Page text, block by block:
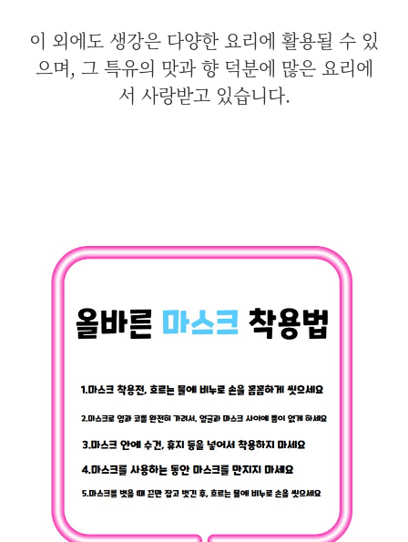
이 외에도 생강은 다양한 요리에 활용될 수 있
으며, 그 특유의 맛과 향 덕분에 많은 요리에
서 사랑받고 있습니다.